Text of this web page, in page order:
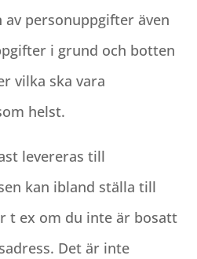
personuppgifter även
i grund och botten
vilka ska vara
helst.
levereras till
kan ibland ställa till
t ex om du inte är bosatt
Det är inte